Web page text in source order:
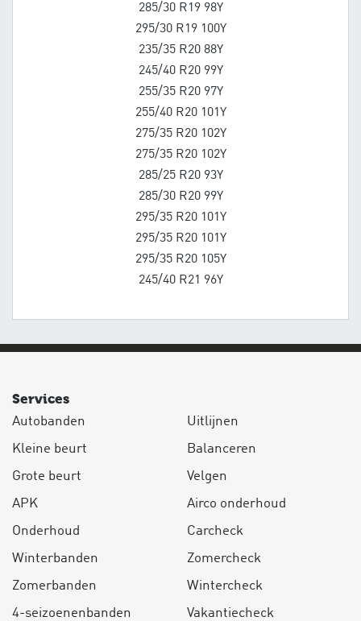
285/30 R19 98Y
295/30 R19 100Y
235/35 R20 88Y
245/40 R20 99Y
255/35 R20 97Y
255/40 R20 101Y
275/35 R20 102Y
275/35 R20 102Y
285/25 R20 93Y
285/30 R20 99Y
295/35 R20 101Y
295/35 R20 101Y
295/35 R20 105Y
245/40 R21 96Y
Services
Autobanden
Kleine beurt
Grote beurt
APK
Onderhoud
Winterbanden
Zomerbanden
4-seizoenenbanden
Uitlijnen
Balanceren
Velgen
Airco onderhoud
Carcheck
Zomercheck
Wintercheck
Vakantiecheck